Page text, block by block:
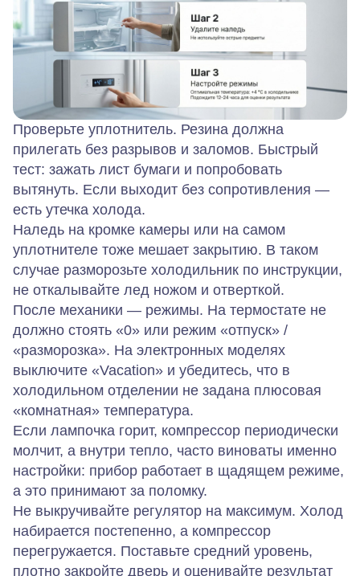
Проверьте уплотнитель. Резина должна
прилегать без разрывов и заломов. Быстрый
тест: зажать лист бумаги и попробовать
вытянуть. Если выходит без сопротивления —
есть утечка холода.
Наледь на кромке камеры или на самом
уплотнителе тоже мешает закрытию. В таком
случае разморозьте холодильник по инструкции,
не откалывайте лед ножом и отверткой.
После механики — режимы. На термостате не
должно стоять «0» или режим «отпуск» /
«разморозка». На электронных моделях
выключите «Vacation» и убедитесь, что в
холодильном отделении не задана плюсовая
«комнатная» температура.
Если лампочка горит, компрессор периодически
молчит, а внутри тепло, часто виноваты именно
настройки: прибор работает в щадящем режиме,
а это принимают за поломку.
Не выкручивайте регулятор на максимум. Холод
набирается постепенно, а компрессор
перегружается. Поставьте средний уровень,
плотно закройте дверь и оценивайте результат